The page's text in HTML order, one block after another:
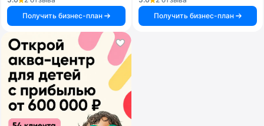
Получить бизнес-план
Получить бизнес-план